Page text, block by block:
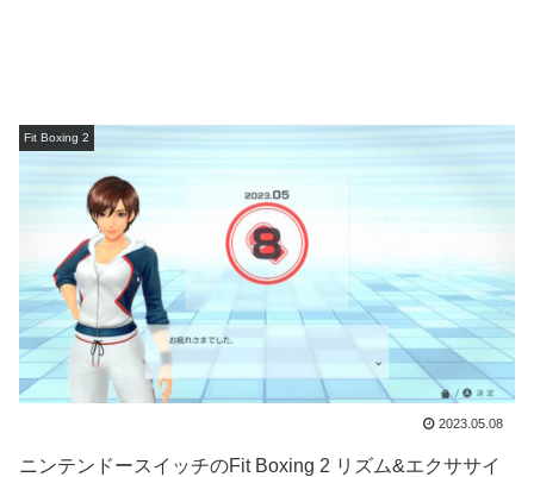
Fit Boxing 2
2023.05.08
ニンテンドースイッチのFit Boxing 2 リズム&エクササイ